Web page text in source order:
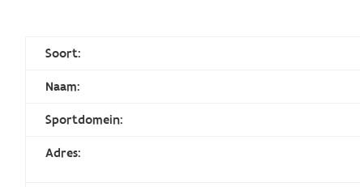
Soort:
Naam:
Sportdomein:
Adres: